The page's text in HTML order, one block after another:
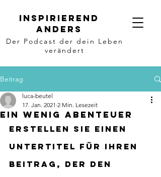
Inspirierend
anders
Der Podcast der dein Leben
verändert
Beitrag
Ein wenig Abenteuer
luca-beutel
17. Jan. 2021 2 Min. Lesezeit
Erstellen Sie einen
Untertitel für Ihren
Beitrag, der den